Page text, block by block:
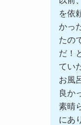
を依
かっ
たの
だ！
てい
お風
良か
素晴
にあ